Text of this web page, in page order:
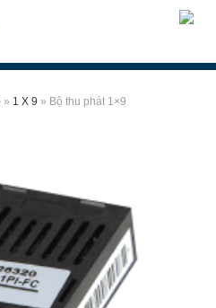
» 1 X 9 » Bộ thu phát 1×9